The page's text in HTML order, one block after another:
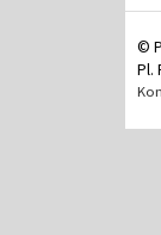
©
Pl.